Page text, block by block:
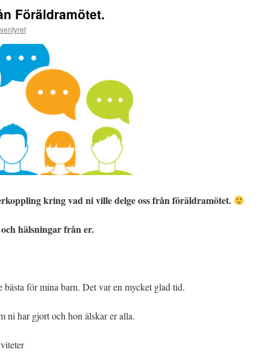
Föräldramötet.
kring vad ni ville delge oss från föräldramötet.
hälsningar från er.
för mina barn. Det var en mycket glad tid.
ni har gjort och hon älskar er alla.